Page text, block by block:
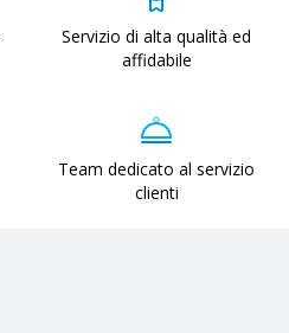
Servizio di alta qualità ed
affidabile
Team dedicato al servizio
clienti